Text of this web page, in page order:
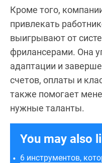
Кроме того,
привлекать
выигрывают от
фрилансерами. Она
адаптации и
счетов, оплаты и
также помогает
нужные таланты.
You may also
6 инструментов,